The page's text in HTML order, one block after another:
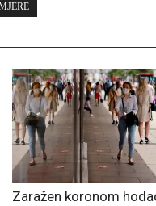
Zaražen koronom